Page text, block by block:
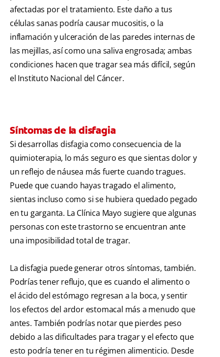
afectadas por el tratamiento. Este daño a tus
células sanas podría causar mucositis, o la
inflamación y ulceración de las paredes internas de
las mejillas, así como una saliva engrosada; ambas
condiciones hacen que tragar sea más difícil, según
el Instituto Nacional del Cáncer.
Síntomas de la disfagia
Si desarrollas disfagia como consecuencia de la
quimioterapia, lo más seguro es que sientas dolor y
un reflejo de náusea más fuerte cuando tragues.
Puede que cuando hayas tragado el alimento,
sientas incluso como si se hubiera quedado pegado
en tu garganta. La Clínica Mayo sugiere que algunas
personas con este trastorno se encuentran ante
una imposibilidad total de tragar.
La disfagia puede generar otros síntomas, también.
Podrías tener reflujo, que es cuando el alimento o
el ácido del estómago regresan a la boca, y sentir
los efectos del ardor estomacal más a menudo que
antes. También podrías notar que pierdes peso
debido a las dificultades para tragar y el efecto que
esto podría tener en tu régimen alimenticio. Desde